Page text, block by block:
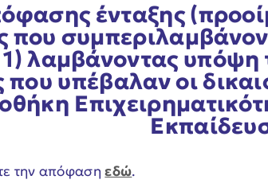
ένταξης
που
λαμβάνοντας υπόψη
υπέβαλαν οι
την απόφασηεδώ.